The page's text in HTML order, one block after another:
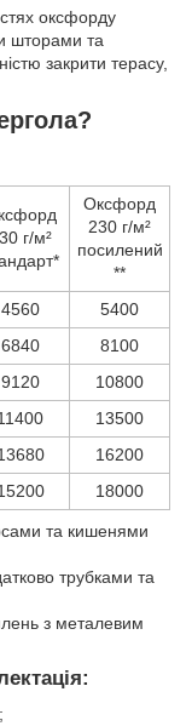
оксфорду
шторами та
закрити терасу,
г/м²
Оксфорд
230 г/м²
посилений
**
4560
5400
6840
8100
9120
10800
13500
16200
18000
та кишенями
трубками та
з металевим